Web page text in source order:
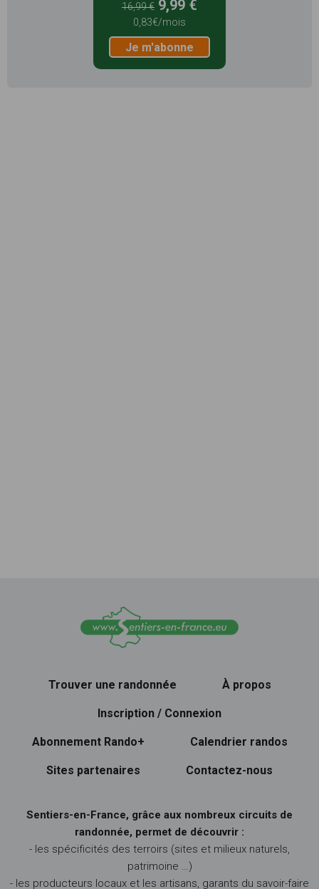
16,99 € 9,99 €
0,83€/mois
Je m'abonne
Trouver une randonnée À propos
Inscription / Connexion
Abonnement Rando+ Calendrier randos
Sites partenaires Contactez-nous
Sentiers-en-France, grâce aux nombreux circuits de
randonnée, permet de découvrir :
- les spécificités des terroirs (sites et milieux naturels,
patrimoine …)
- les producteurs locaux et les artisans, garants du savoir-faire